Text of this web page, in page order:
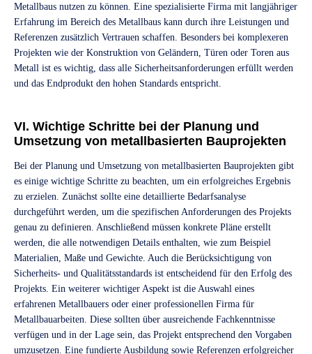
Metallbaus nutzen zu können. Eine spezialisierte Firma mit langjähriger
Erfahrung im Bereich des Metallbaus kann durch ihre Leistungen und
Referenzen zusätzlich Vertrauen schaffen. Besonders bei komplexeren
Projekten wie der Konstruktion von Geländern, Türen oder Toren aus
Metall ist es wichtig, dass alle Sicherheitsanforderungen erfüllt werden
und das Endprodukt den hohen Standards entspricht.
VI. Wichtige Schritte bei der Planung und
Umsetzung von metallbasierten Bauprojekten
Bei der Planung und Umsetzung von metallbasierten Bauprojekten gibt
es einige wichtige Schritte zu beachten, um ein erfolgreiches Ergebnis
zu erzielen. Zunächst sollte eine detaillierte Bedarfsanalyse
durchgeführt werden, um die spezifischen Anforderungen des Projekts
genau zu definieren. Anschließend müssen konkrete Pläne erstellt
werden, die alle notwendigen Details enthalten, wie zum Beispiel
Materialien, Maße und Gewichte. Auch die Berücksichtigung von
Sicherheits- und Qualitätsstandards ist entscheidend für den Erfolg des
Projekts. Ein weiterer wichtiger Aspekt ist die Auswahl eines
erfahrenen Metallbauers oder einer professionellen Firma für
Metallbauarbeiten. Diese sollten über ausreichende Fachkenntnisse
verfügen und in der Lage sein, das Projekt entsprechend den Vorgaben
umzusetzen. Eine fundierte Ausbildung sowie Referenzen erfolgreicher